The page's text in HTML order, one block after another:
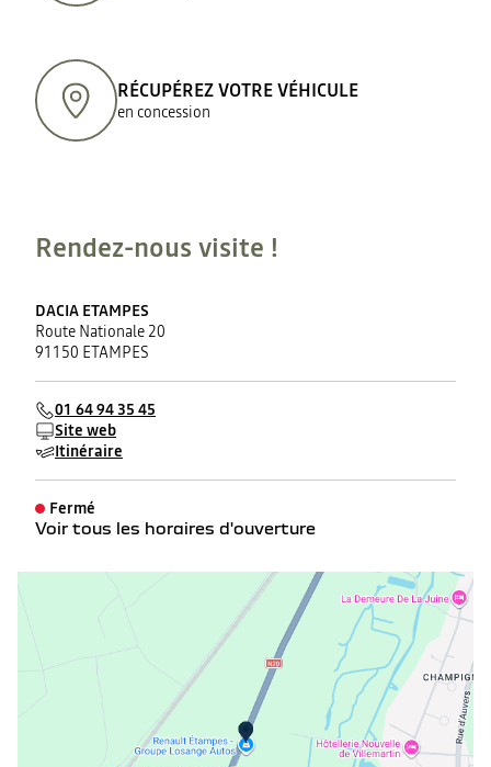
RÉCUPÉREZ VOTRE VÉHICULE
en concession
Rendez-nous visite !
DACIA ETAMPES
Route Nationale 20
91150 ETAMPES
01 64 94 35 45
Site web
Itinéraire
Fermé
Voir tous les horaires d'ouverture
mardi
09:00 - 12:0014:00 - 19:00
09:00 - 12:00
14:00 - 19:00
09:00 - 12:0014:00 - 19:00
09:00 - 12:00 14:00 - 19:00
samedi
09:00 - 12:00
14:00 - 18:00
dimanche
Fermé